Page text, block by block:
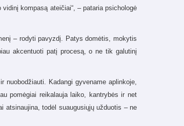
kompasą ateičiai“, – pataria psichologė
– rodyti pavyzdį. Patys domėtis, mokytis
akcentuoti patį procesą, o ne tik galutinį
Kadangi gyvename aplinkoje,
pomėgiai reikalauja laiko, kantrybės ir net
atsinaujina, todėl suaugusiųjų užduotis – ne